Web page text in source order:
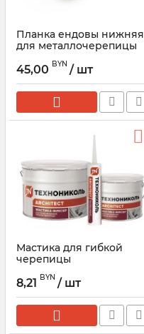
Планка ендовы нижняя
для металлочерепицы
45,00 BYN / шт
Мастика для гибкой
черепицы
8,21 BYN / шт